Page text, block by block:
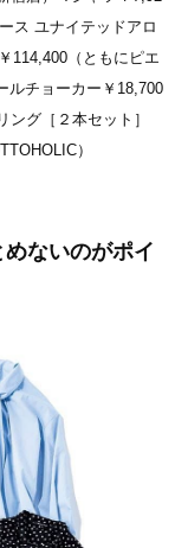
ス ユナイテッドアロ
114,400（ともにピエ
ルチョーカー￥18,700
グ［２本セット］
）
めないのがポイ